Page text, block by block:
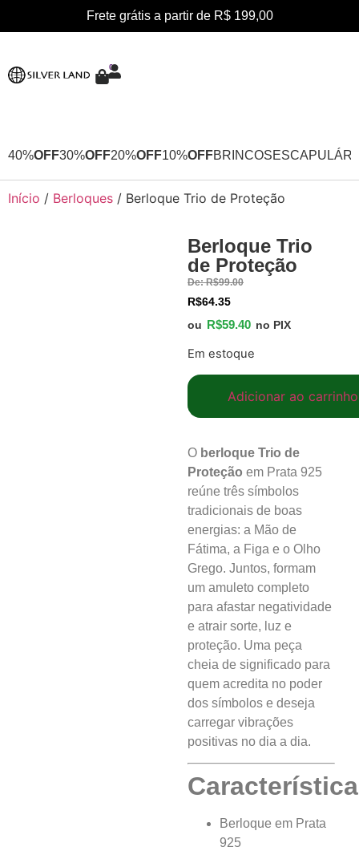
Frete grátis a partir de R$ 199,00
0
40%OFF30%OFF20%OFF10%OFFBRINCOS
Início / Berloques / Berloque Trio de Proteção
Berloque Trio
de Proteção
De:R$99.00
R$64.35
ou R$59.40 no PIX
Em estoque
Adicionar ao carrinho
O berloque Trio de
Proteção em Prata 925
reúne três símbolos
tradicionais de boas
energias: a Mão de
Fátima, a Figa e o Olho
Grego. Juntos, formam
um amuleto completo
para afastar negatividade
e atrair sorte, luz e
proteção. Uma peça
cheia de significado para
quem acredita no poder
dos símbolos e deseja
carregar vibrações
positivas no dia a dia.
Berloque em Prata
925